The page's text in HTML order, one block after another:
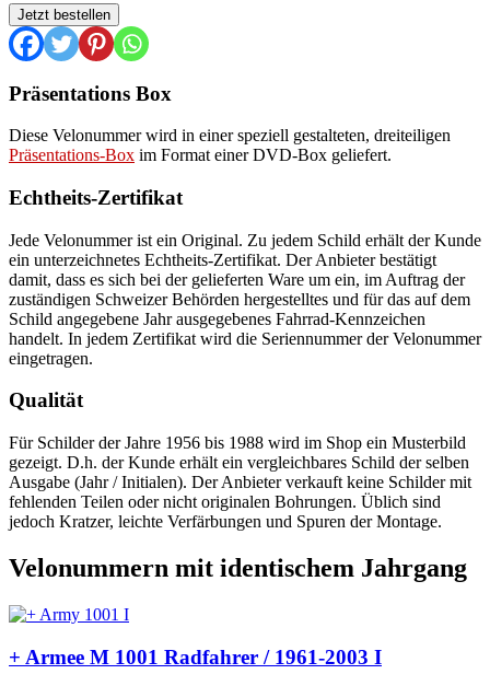
FL
1985
Menge
Jetzt bestellen
Präsentations Box
Diese Velonummer wird in einer speziell gestalteten, dreiteiligen
Präsentations-Box im Format einer DVD-Box geliefert.
Echtheits-Zertifikat
Jede Velonummer ist ein Original. Zu jedem Schild erhält der Kunde
ein unterzeichnetes Echtheits-Zertifikat. Der Anbieter bestätigt
damit, dass es sich bei der gelieferten Ware um ein, im Auftrag der
zuständigen Schweizer Behörden hergestelltes und für das auf dem
Schild angegebene Jahr ausgegebenes Fahrrad-Kennzeichen
handelt. In jedem Zertifikat wird die Seriennummer der Velonummer
eingetragen.
Qualität
Für Schilder der Jahre 1956 bis 1988 wird im Shop ein Musterbild
gezeigt. D.h. der Kunde erhält ein vergleichbares Schild der selben
Ausgabe (Jahr / Initialen). Der Anbieter verkauft keine Schilder mit
fehlenden Teilen oder nicht originalen Bohrungen. Üblich sind
jedoch Kratzer, leichte Verfärbungen und Spuren der Montage.
Velonummern mit identischem Jahrgang
+ Armee M 1001 Radfahrer / 1961-2003 I